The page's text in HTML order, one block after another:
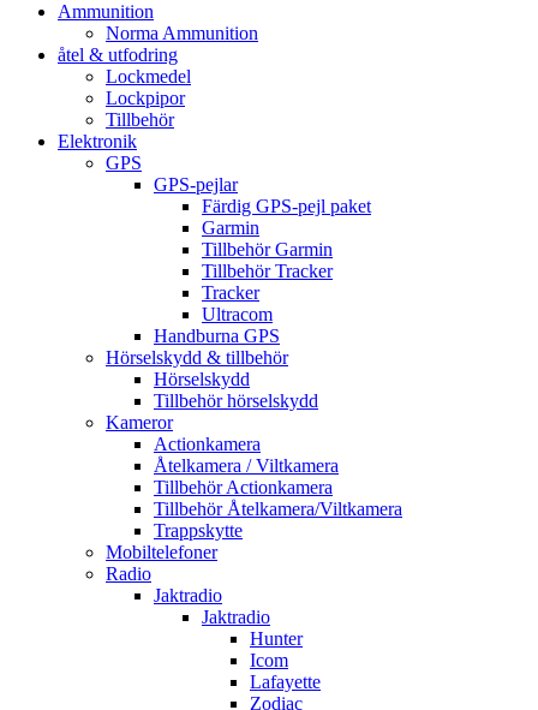
Ammunition
Norma Ammunition
åtel & utfodring
Lockmedel
Lockpipor
Tillbehör
Elektronik
GPS
GPS-pejlar
Färdig GPS-pejl paket
Garmin
Tillbehör Garmin
Tillbehör Tracker
Tracker
Ultracom
Handburna GPS
Hörselskydd & tillbehör
Hörselskydd
Tillbehör hörselskydd
Kameror
Actionkamera
Åtelkamera / Viltkamera
Tillbehör Actionkamera
Tillbehör Åtelkamera/Viltkamera
Trappskytte
Mobiltelefoner
Radio
Jaktradio
Jaktradio
Hunter
Icom
Lafayette
Zodiac